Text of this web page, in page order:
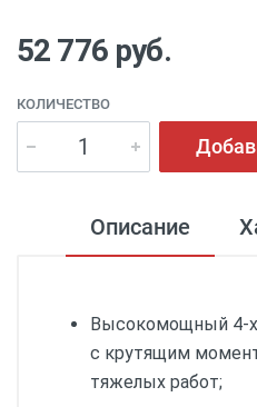
52 776 руб.
КОЛИЧЕСТВО
Описание
Высокомощный 4-
с крутящим
тяжелых работ;